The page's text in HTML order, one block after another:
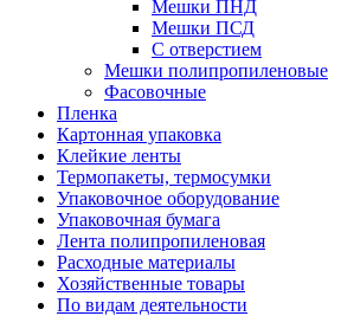
Мешки ПНД
Мешки ПСД
С отверстием
Мешки полипропиленовые
Фасовочные
Пленка
Картонная упаковка
Клейкие ленты
Термопакеты, термосумки
Упаковочное оборудование
Упаковочная бумага
Лента полипропиленовая
Расходные материалы
Хозяйственные товары
По видам деятельности